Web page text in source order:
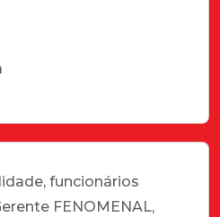
funcionários
FENOMENAL,